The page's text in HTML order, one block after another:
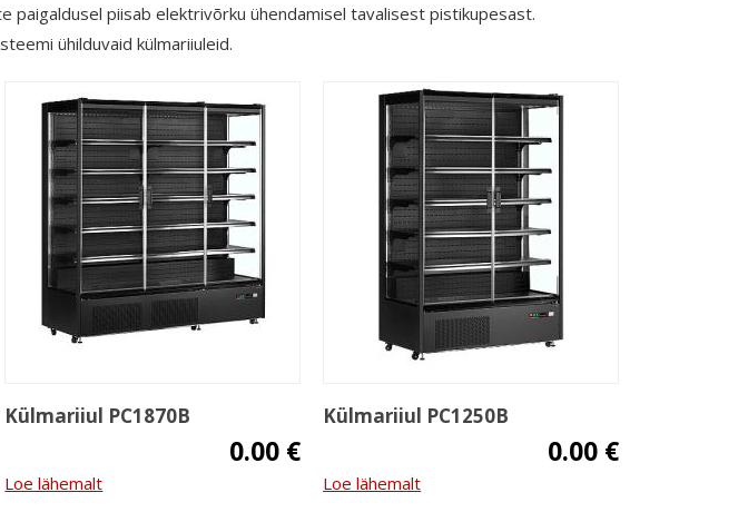
paigaldusel piisab elektrivõrku ühendamisel tavalisest pistikupesast.
ühilduvaid külmariiuleid.
Külmariiul PC1870B
0.00 €
Loe lähemalt
Külmariiul PC1250B
0.00 €
Loe lähemalt